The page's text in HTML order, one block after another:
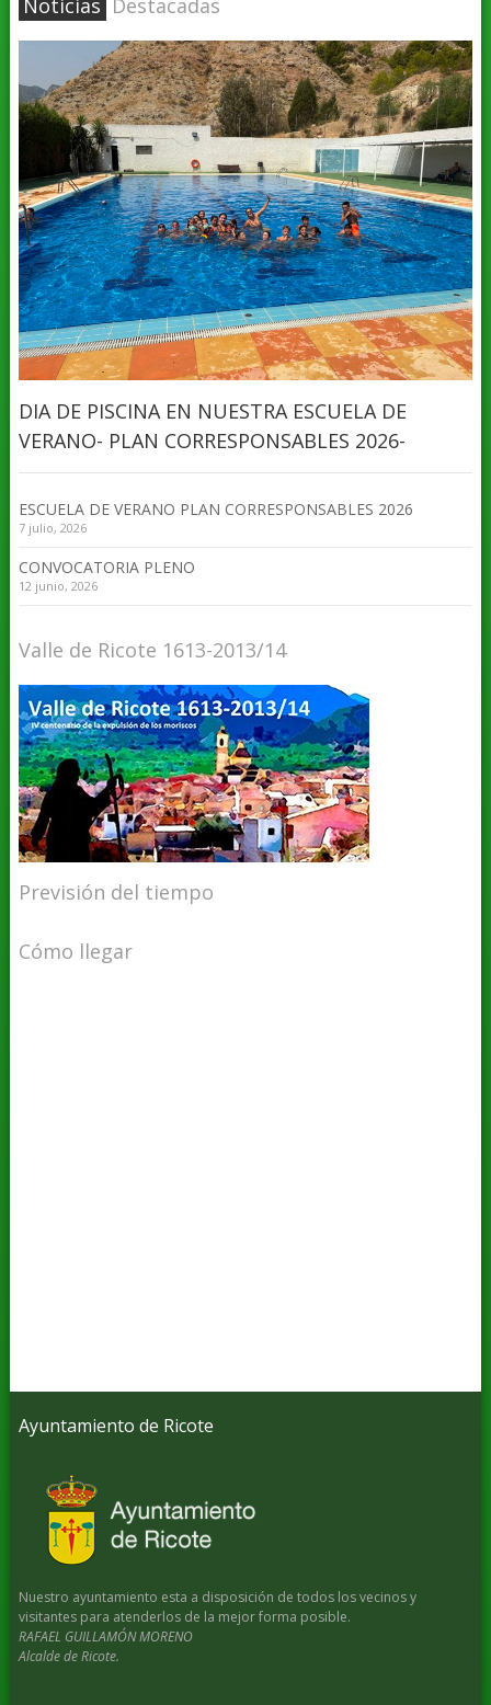
DIA DE PISCINA EN NUESTRA ESCUELA DE
VERANO- PLAN CORRESPONSABLES 2026-
ESCUELA DE VERANO PLAN CORRESPONSABLES 2026
7 julio, 2026
CONVOCATORIA PLENO
12 junio, 2026
Valle de Ricote 1613-2013/14
Previsión del tiempo
Cómo llegar
Ayuntamiento de Ricote
Nuestro ayuntamiento esta a disposición de todos los vecinos y
visitantes para atenderlos de la mejor forma posible.
RAFAEL GUILLAMÓN MORENO
Alcalde de Ricote.